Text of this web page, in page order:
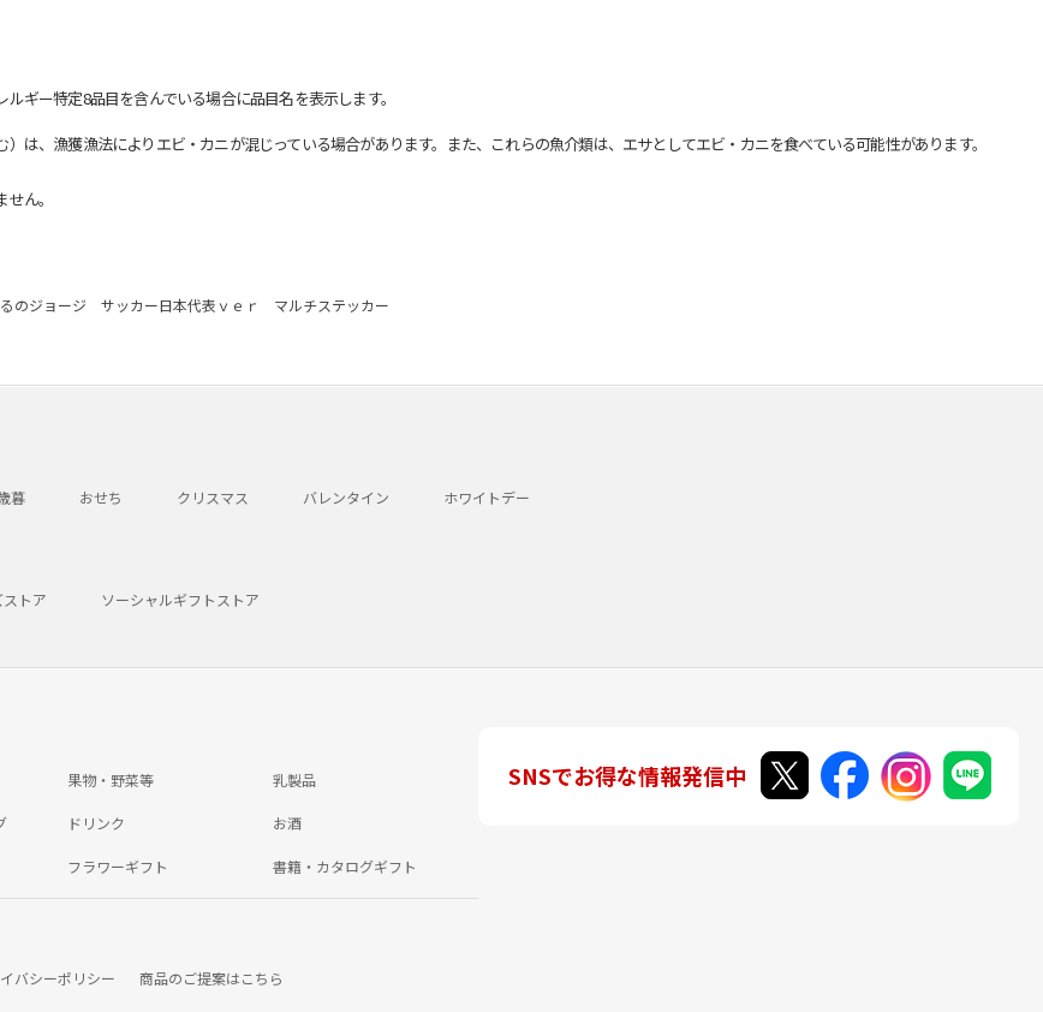
ギー特定8品目を含んでいる場合に品目名を表示します。
、漁獲漁法によりエビ・カニが混じっている場合があります。また、これらの魚介類は、エサとしてエビ・カニを食べている可能性があります。
ん。
のジョージ サッカー日本代表ｖｅｒ マルチステッカー
暮 おせち クリスマス バレンタイン ホワイトデー
トア ソーシャルギフトストア
果物・野菜等 乳製品
ドリンク お酒
フラワーギフト 書籍・カタログギフト
バシーポリシー 商品のご提案はこちら
SNSでお得な情報発信中